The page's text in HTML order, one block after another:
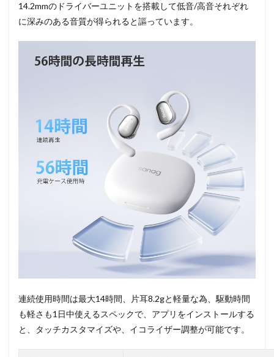
14.2mmのドライバーユニットを搭載して低音/高音それぞれ
に深みのある音質が得られると謳っています。
連続使用時間は最大14時間、片耳8.2gと軽量な為、駆動時間
も軽さも1日中使えるスペックで、アプリをインストールする
と、タッチカスタマイズや、イコライザー調整が可能です。